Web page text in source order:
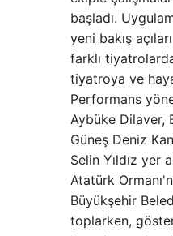
başladı.
yeni bakış
farklı
tiyatroya ve
Performans
Aybüke Dilaver,
Güneş Deniz
Selin Yıldız yer
Atatürk
Büyükşehir
toplarken,